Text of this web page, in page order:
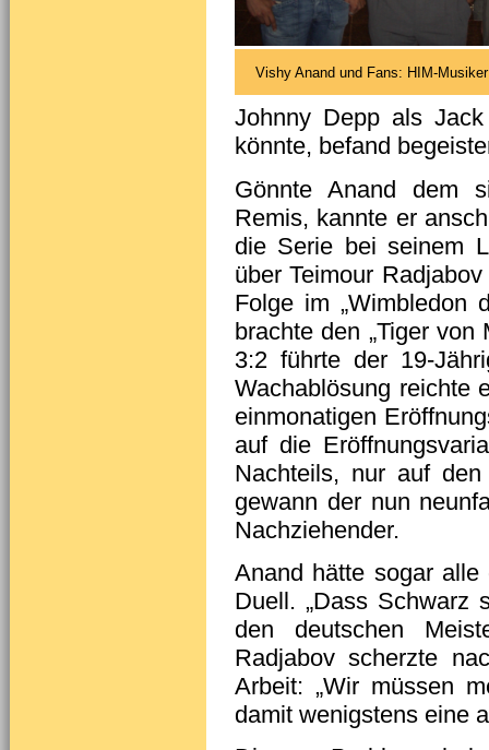
Vishy Anand und Fans: HIM-
Johnny Depp als
könnte, befand
Gönnte Anand dem
Remis, kannte er
die Serie bei seinem
über Teimour
Folge im „Wimbledon
brachte den „Tiger
3:2 führte der 19-
Wachablösung reichte
einmonatigen
auf die
Nachteils, nur auf
gewann der nun
Nachziehender.
Anand hätte sogar
Duell. „Dass Schwarz
den deutschen
Radjabov scherzte
Arbeit: „Wir müssen
damit wenigstens eine